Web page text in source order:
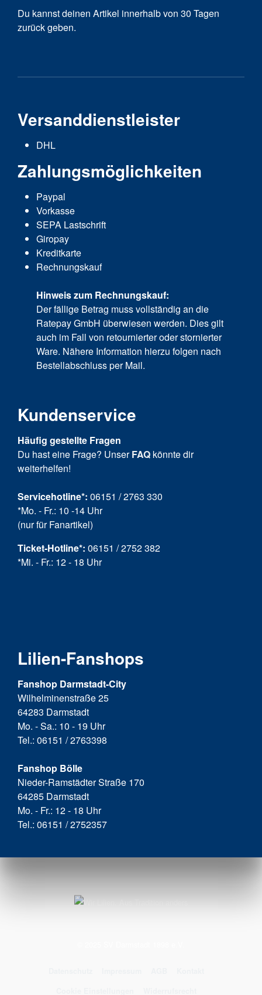
Du kannst deinen Artikel innerhalb von 30 Tagen
zurück geben.
Versanddienstleister
DHL
Zahlungsmöglichkeiten
Paypal
Vorkasse
SEPA Lastschrift
Giropay
Kreditkarte
Rechnungskauf
Hinweis zum Rechnungskauf:
Der fällige Betrag muss vollständig an die
Ratepay GmbH überwiesen werden. Dies gilt
auch im Fall von retournierter oder stornierter
Ware. Nähere Information hierzu folgen nach
Bestellabschluss per Mail.
Kundenservice
Häufig gestellte Fragen
Du hast eine Frage? Unser FAQ könnte dir
weiterhelfen!
Servicehotline*: 06151 / 2763 330
*Mo. - Fr.: 10 -14 Uhr
(nur für Fanartikel)
Ticket-Hotline*: 06151 / 2752 382
*Mi. - Fr.: 12 - 18 Uhr
Lilien-Fanshops
Fanshop Darmstadt-City
Wilhelminenstraße 25
64283 Darmstadt
Mo. - Sa.: 10 - 19 Uhr
Tel.: 06151 / 2763398
Fanshop Bölle
Nieder-Ramstädter Straße 170
64285 Darmstadt
Mo. - Fr.: 12 - 18 Uhr
Tel.: 06151 / 2752357